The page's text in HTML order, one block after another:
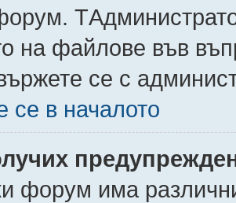
на файлове във
се с
се в началото
форум има